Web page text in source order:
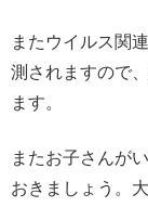
またウイルス関
測されますので
ます。
またお子さんが
おきましょう。